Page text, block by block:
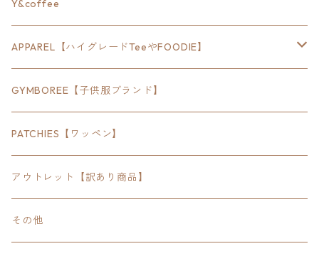
24inch×8inch
18inch×24inch
30inch×24inch
18inchオクタゴン八角形
24inchオクタゴン八角形
18inch×18inchスクエア正方形
ハウス
クルマ
セキュリティ
アウトドア
スポーツ
ピクトグラム
Y&coffee
APPAREL【ハイグレードTeeやFOODIE】
Bradley
SEWTS
FOODIE
POMONA
GYMBOREE【子供服ブランド】
PATCHIES【ワッペン】
アウトレット【訳あり商品】
その他